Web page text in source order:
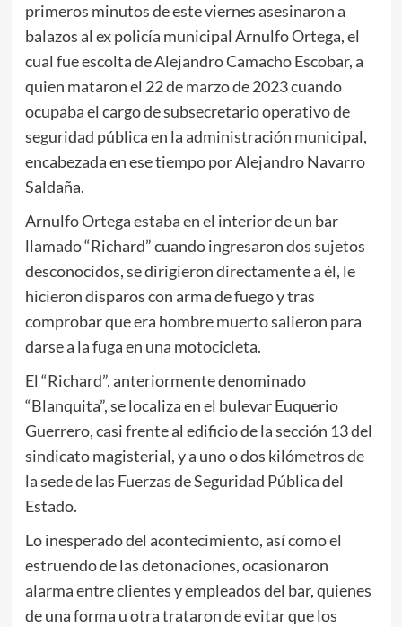
primeros minutos de este viernes asesinaron a
balazos al ex policía municipal Arnulfo Ortega, el
cual fue escolta de Alejandro Camacho Escobar, a
quien mataron el 22 de marzo de 2023 cuando
ocupaba el cargo de subsecretario operativo de
seguridad pública en la administración municipal,
encabezada en ese tiempo por Alejandro Navarro
Saldaña.
Arnulfo Ortega estaba en el interior de un bar
llamado “Richard” cuando ingresaron dos sujetos
desconocidos, se dirigieron directamente a él, le
hicieron disparos con arma de fuego y tras
comprobar que era hombre muerto salieron para
darse a la fuga en una motocicleta.
El “Richard”, anteriormente denominado
“Blanquita”, se localiza en el bulevar Euquerio
Guerrero, casi frente al edificio de la sección 13 del
sindicato magisterial, y a uno o dos kilómetros de
la sede de las Fuerzas de Seguridad Pública del
Estado.
Lo inesperado del acontecimiento, así como el
estruendo de las detonaciones, ocasionaron
alarma entre clientes y empleados del bar, quienes
de una forma u otra trataron de evitar que los